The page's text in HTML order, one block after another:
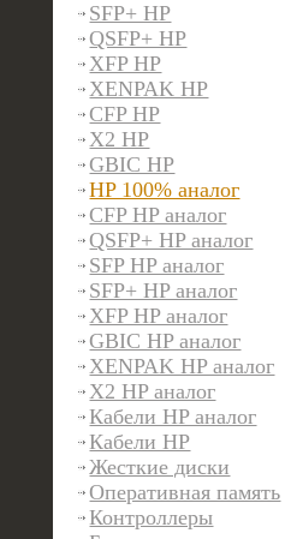
SFP+ HP
QSFP+ HP
XFP HP
XENPAK HP
CFP HP
X2 HP
GBIC HP
HP 100% аналог
CFP HP аналог
QSFP+ HP аналог
SFP HP аналог
SFP+ HP аналог
XFP HP аналог
GBIC HP аналог
XENPAK HP аналог
X2 HP аналог
Кабели HP аналог
Кабели HP
Жесткие диски
Оперативная память
Контроллеры